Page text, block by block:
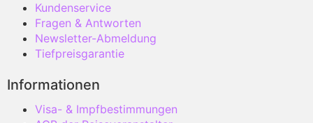
Kundenservice
Fragen & Antworten
Newsletter-Abmeldung
Tiefpreisgarantie
Informationen
Visa- & Impfbestimmungen